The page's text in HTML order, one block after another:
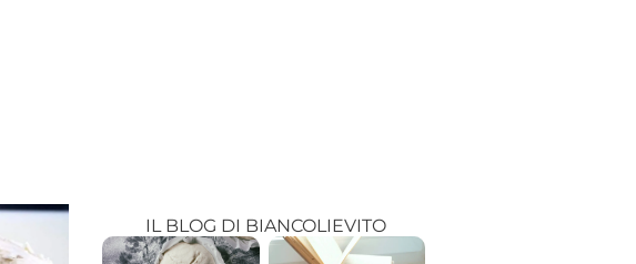
IL BLOG DI BIANCOLIEVITO